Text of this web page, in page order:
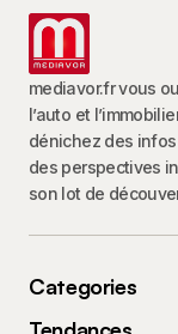
mediavor.fr vous
l’auto et
dénichez des
des perspectives
son lot de
Categories